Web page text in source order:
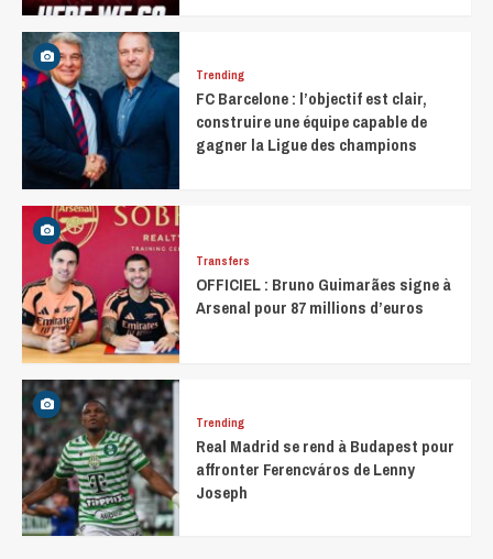
Trending
FC Barcelone : l’objectif est clair,
construire une équipe capable de
gagner la Ligue des champions
Transfers
OFFICIEL : Bruno Guimarães signe à
Arsenal pour 87 millions d’euros
Trending
Real Madrid se rend à Budapest pour
affronter Ferencváros de Lenny
Joseph